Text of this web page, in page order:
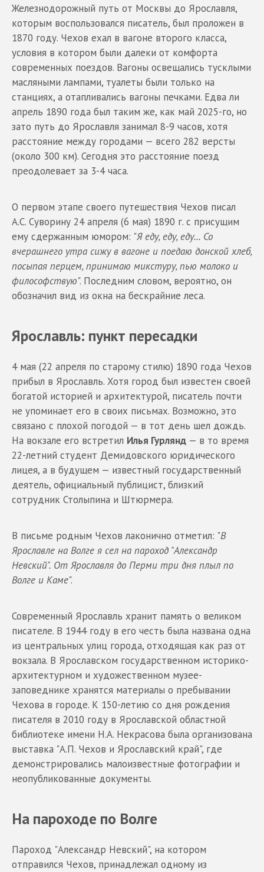
Железнодорожный путь от Москвы до Ярославля,
которым воспользовался писатель, был проложен в
1870 году. Чехов ехал в вагоне второго класса,
условия в котором были далеки от комфорта
современных поездов. Вагоны освещались тусклыми
масляными лампами, туалеты были только на
станциях, а отапливались вагоны печками. Едва ли
апрель 1890 года был таким же, как май 2025-го, но
зато путь до Ярославля занимал 8-9 часов, хотя
расстояние между городами — всего 282 версты
(около 300 км). Сегодня это расстояние поезд
преодолевает за 3-4 часа.
О первом этапе своего путешествия Чехов писал
А.С. Суворину 24 апреля (6 мая) 1890 г. с присущим
ему сдержанным юмором: "Я еду, еду, еду... Со
вчерашнего утра сижу в вагоне и поедаю донской хлеб,
посыпая перцем, принимаю микстуру, пью молоко и
философствую". Последним словом, вероятно, он
обозначил вид из окна на бескрайние леса.
Ярославль: пункт пересадки
4 мая (22 апреля по старому стилю) 1890 года Чехов
прибыл в Ярославль. Хотя город был известен своей
богатой историей и архитектурой, писатель почти
не упоминает его в своих письмах. Возможно, это
связано с плохой погодой — в тот день шел дождь.
На вокзале его встретил Илья Гурлянд — в то время
22-летний студент Демидовского юридического
лицея, а в будущем — известный государственный
деятель, официальный публицист, близкий
сотрудник Столыпина и Штюрмера.
В письме родным Чехов лаконично отметил: "В
Ярославле на Волге я сел на пароход "Александр
Невский". От Ярославля до Перми три дня плыл по
Волге и Каме".
Современный Ярославль хранит память о великом
писателе. В 1944 году в его честь была названа одна
из центральных улиц города, отходящая как раз от
вокзала. В Ярославском государственном историко-
архитектурном и художественном музее-
заповеднике хранятся материалы о пребывании
Чехова в городе. К 150-летию со дня рождения
писателя в 2010 году в Ярославской областной
библиотеке имени Н.А. Некрасова была организована
выставка "А.П. Чехов и Ярославский край", где
демонстрировались малоизвестные фотографии и
неопубликованные документы.
На пароходе по Волге
Пароход "Александр Невский", на котором
отправился Чехов, принадлежал одному из